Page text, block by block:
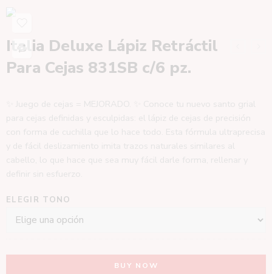
Italia Deluxe Lápiz Retráctil
Para Cejas 831SB c/6 pz.
ELEGIR TONO
BUY NOW